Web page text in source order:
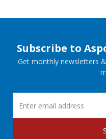
Subscribe to
Get monthly newsletters